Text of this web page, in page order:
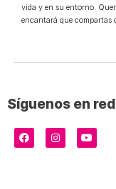
vida y en su entorno.
encantará que compartas
Síguenos en